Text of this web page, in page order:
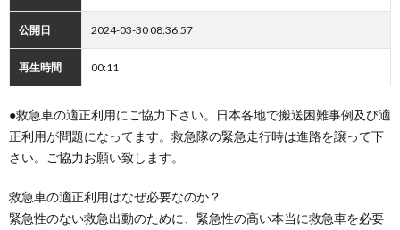
公開日 2024-03-30 08:36:57
再生時間 00:11
●救急車の適正利用にご協力下さい。日本各地で搬送困難事例及び適
正利用が問題になってます。救急隊の緊急走行時は進路を譲って下
さい。ご協力お願い致します。
救急車の適正利用はなぜ必要なのか？
緊急性のない救急出動のために、緊急性の高い本当に救急車を必要